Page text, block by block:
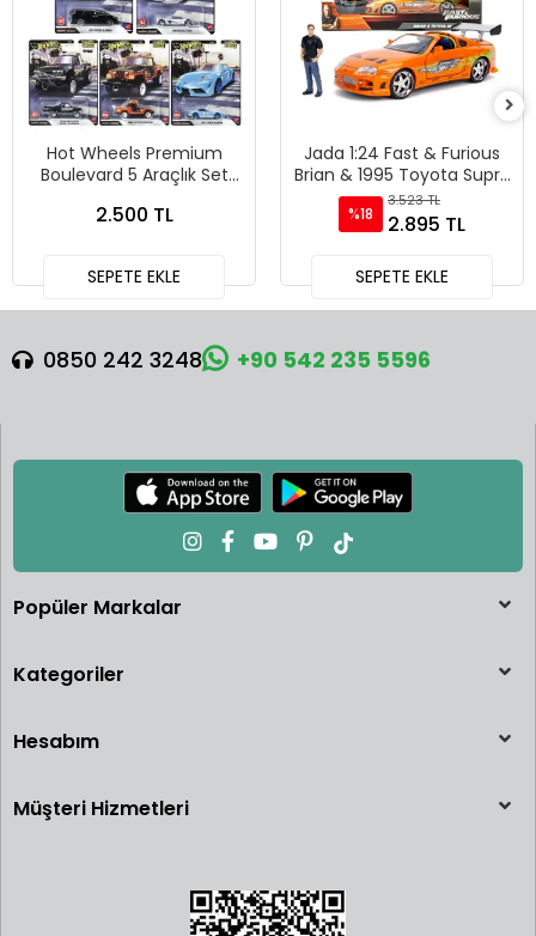
Hot Wheels Premium
Boulevard 5 Araçlık Set
2.500 TL
SEPETE EKLE
Jada 1:24 Fast & Furious
Brian & 1995 Toyota Supra
Diecast Model Araba -
30738
%18
3.523 TL
2.895 TL
SEPETE EKLE
0850 242 3248 +90 542 235 5596
Popüler Markalar
Kategoriler
Hesabım
Müşteri Hizmetleri